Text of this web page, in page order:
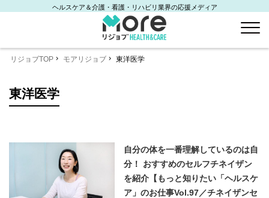
ヘルスケア＆介護・看護・リハビリ業界の応援メディア
リジョブTOP モアリジョブ 東洋医学
東洋医学
自分の体を一番理解しているのは自
分！ おすすめのセルフチネイザン
を紹介【もっと知りたい「ヘルスケ
ア」のお仕事Vol.97／チネイザンセ